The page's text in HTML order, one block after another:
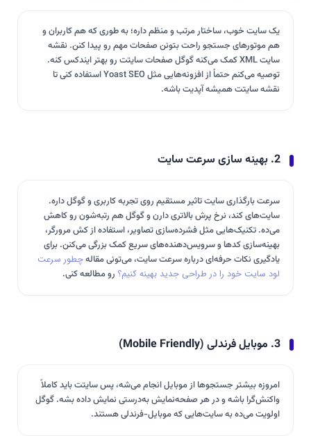
یک سایت خوب، ساختار مرتب و منظم داره؛ به طوری که هم کاربران و
هم موتورهای جستجو راحت بتونن صفحات مهم رو پیدا کنن. نقشه
سایت XML کمک می‌کنه گوگل صفحات سایتت رو بهتر ایندکس کنه.
توصیه می‌کنم حتماً از افزونه‌هایی مثل Yoast SEO استفاده کنی تا
نقشه سایتت همیشه آپدیت باشه.
2. بهینه سازی سرعت سایت
سرعت بارگذاری سایت تاثیر مستقیم روی تجربه کاربری و گوگل داره.
سایت‌های کند، نرخ پرش بالاتری دارن و گوگل هم رتبه‌شون رو کاهش
می‌ده. تکنیک‌هایی مثل فشرده‌سازی تصاویر، استفاده از کش مرورگر،
بهینه‌سازی کدها و سرویس‌دهنده‌های سریع کمک بزرگی می‌کنن. برای
یادگیری نکات حرفه‌ای درباره سرعت سایت، می‌تونی مقالهچطور سرعت
لود سایت خود را در طراحی جدید بهینه کنیم؟ رو مطالعه کنی.
3. موبایل فرندلی (Mobile Friendly)
امروزه بیشتر جستجوها از موبایل انجام می‌شه، پس سایتت باید کاملاً
واکنش‌گرا باشه و در هر صفحه‌نمایش به‌درستی نمایش داده بشه. گوگل
اولویت می‌ده به سایت‌هایی که موبایل-فرندلی هستند.